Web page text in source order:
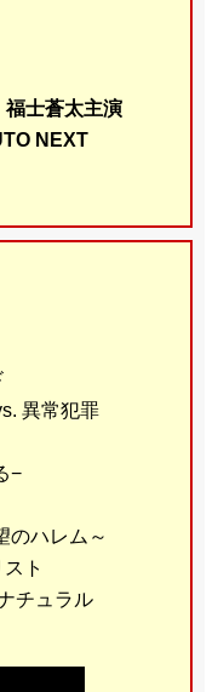
福士蒼太主演
NEXT
異常犯罪
−
のハレム～
ト
チュラル